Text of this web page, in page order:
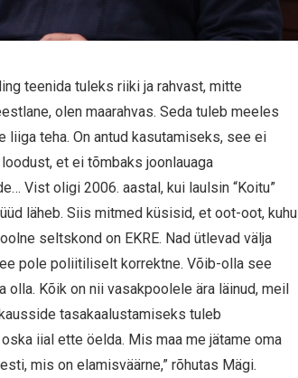
teenida tuleks riiki ja rahvast, mitte
olen maarahvas. Seda tuleb meeles
liiga teha. On antud kasutamiseks, see ei
et ei tõmbaks joonlauaga
Vist oligi 2006. aastal, kui laulsin “Koitu”
läheb. Siis mitmed küsisid, et oot-oot, kuhu
seltskond on EKRE. Nad ütlevad välja
pole poliitiliselt korrektne. Võib-olla see
olla. Kõik on nii vasakpoolele ära läinud, meil
tasakaalustamiseks tuleb
iial ette öelda. Mis maa me jätame oma
mis on elamis­väärne,” rõhutas Mägi.